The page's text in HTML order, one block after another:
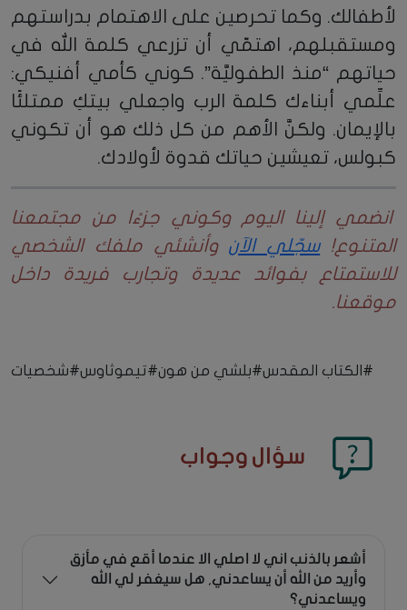
لأطفالك. وكما تحرصين على الاهتمام بدراستهم
ومستقبلهم، اهتمّي أن تزرعي كلمة الله في
حياتهم “منذ الطفوليَّة”. كوني كأمي أفنيكي:
علِّمي أبناءك كلمة الرب واجعلي بيتكِ ممتلئًا
بالإيمان. ولكنَّ الأهم من كل ذلك هو أن تكوني
كبولس، تعيشين حياتك قدوة لأولادك.
انضمي إلينا اليوم وكوني جزءًا من مجتمعنا
المتنوع!سجّلي الآن وأنشئي ملفك الشخصي
للاستمتاع بفوائد عديدة وتجارب فريدة داخل
موقعنا.
#الكتاب المقدس#بلشي من هون#تيموثاوس#شخصيات
سؤال وجواب
أشعر بالذنب اني لا اصلي الا عندما أقع في مأزق
وأريد من الله أن يساعدني, هل سيغفر لي الله
ويساعدني؟